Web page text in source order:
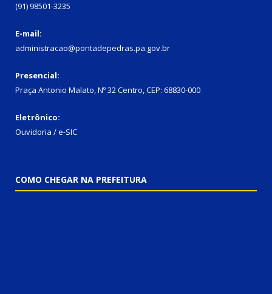
(91) 98501-3235
E-mail:
administracao@pontadepedras.pa.gov.br
Presencial:
Praça Antonio Malato, Nº 32 Centro, CEP: 68830-000
Eletrônico:
Ouvidoria / e-SIC
COMO CHEGAR NA PREFEITURA